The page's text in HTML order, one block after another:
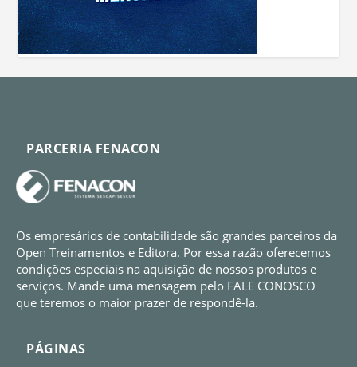
PARCERIA FENACON
Os empresários de contabilidade são grandes parceiros da
Open Treinamentos e Editora. Por essa razão oferecemos
condições especiais na aquisição de nossos produtos e
serviços. Mande uma mensagem pelo FALE CONOSCO
que teremos o maior prazer de respondê-la.
PÁGINAS